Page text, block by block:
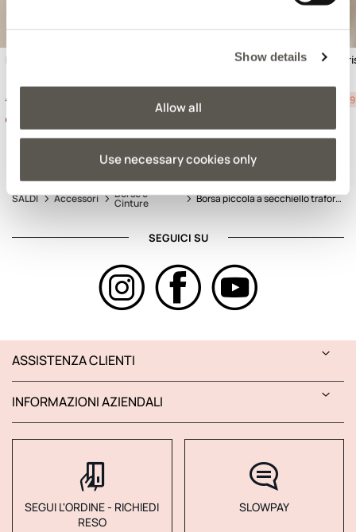
Show details
Allow all
Use necessary cookies only
Price reduced from
€55,90
Borsa in denim con
SALDI Accessori Borse e
Cinture Borsa piccola a secchiello traforata
SEGUICI SU
ASSISTENZA CLIENTI
INFORMAZIONI AZIENDALI
SEGUI L'ORDINE - RICHIEDI
RESO
SLOWPAY